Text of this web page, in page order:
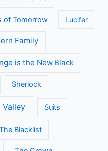
of Tomorrow Lucifer
Family
is the New Black
Sherlock
Valley Suits
The Blacklist